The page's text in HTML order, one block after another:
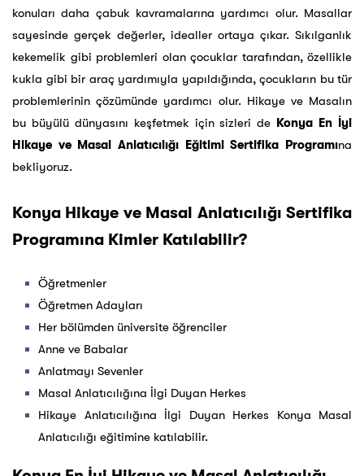
konuları daha çabuk kavramalarına yardımcı olur. Masallar
sayesinde gerçek değerler, idealler ortaya çıkar. Sıkılganlık
kekemelik gibi problemleri olan çocuklar tarafından, özellikle
kukla gibi bir araç yardımıyla yapıldığında, çocukların bu tür
problemlerinin çözümünde yardımcı olur. Hikaye ve Masalın
bu büyülü dünyasını keşfetmek için sizleri de Konya En İyi
Hikaye ve Masal Anlatıcılığı Eğitimi Sertifika Programına
bekliyoruz.
Konya Hikaye ve Masal Anlatıcılığı Sertifika
Programına Kimler Katılabilir?
Öğretmenler
Öğretmen Adayları
Her bölümden üniversite öğrenciler
Anne ve Babalar
Anlatmayı Sevenler
Masal Anlatıcılığına İlgi Duyan Herkes
Hikaye Anlatıcılığına İlgi Duyan Herkes Konya Masal
Anlatıcılığı eğitimine katılabilir.